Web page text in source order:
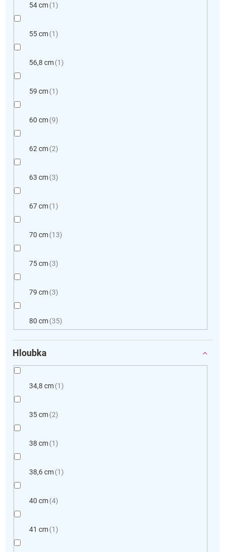
54 cm 1
55 cm 1
56,8 cm 1
59 cm 1
60 cm 9
62 cm 2
63 cm 3
67 cm 1
70 cm 13
75 cm 3
79 cm 3
80 cm 35
Hloubka
34,8 cm 1
35 cm 2
38 cm 1
38,6 cm 1
40 cm 4
41 cm 1